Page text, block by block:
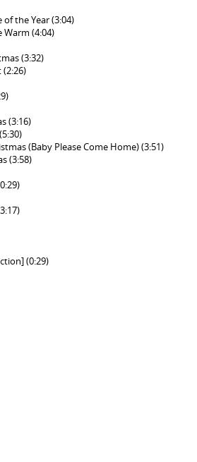
of the Year(3:04)
Warm (4:04)
(3:32)
(2:26)
(3:16)
(5:30)
(Baby Please Come Home)(3:51)
(3:58)
(0:29)